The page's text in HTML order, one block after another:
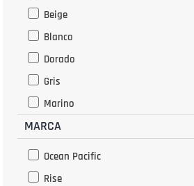
Beige
Blanco
Dorado
Gris
Marino
Naranja
MARCA
Ocean Pacific
Rise